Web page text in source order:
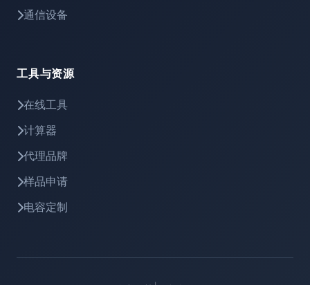
通信设备
工具与资源
在线工具
计算器
代理品牌
样品申请
电容定制